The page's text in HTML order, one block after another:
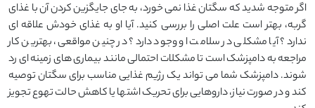
اگر متوجه شدید که سگتان غذا نمی‌ خورد، به جای جایگزین کردن آن با غذای
گربه، بهتر است علت اصلی را بررسی کنید. آیا او به غذای خودش علاقه ‌ای
ندارد؟ آیا مشکلی در سلامت او وجود دارد؟ در چنین مواقعی، بهترین کار
مراجعه به دامپزشک است تا مشکلات احتمالی مانند بیماری ‌های زمینه ‌ای رد
شوند. دامپزشک شما می‌ تواند یک رژیم غذایی مناسب برای سگتان توصیه
کند و در صورت نیاز، داروهایی برای تحریک اشتها یا کاهش حالت تهوع تجویز